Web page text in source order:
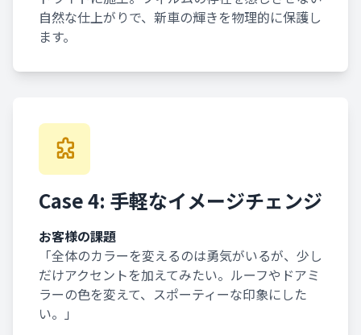
自然な仕上がりで、新車の輝きを物理的に保護し
ます。
Case 4: 手軽なイメージチェンジ
お客様の課題
「全体のカラーを変えるのは勇気がいるが、少し
だけアクセントを加えてみたい。ルーフやドアミ
ラーの色を変えて、スポーティーな印象にした
い。」